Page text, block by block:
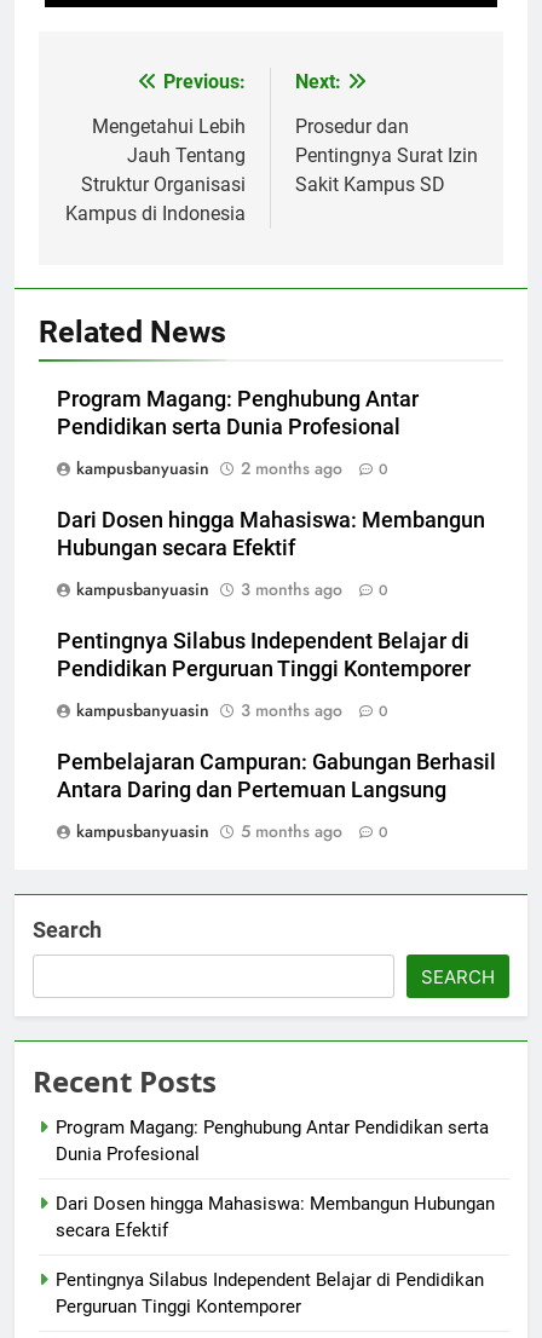
navigation
Previous:
Mengetahui Lebih
Jauh Tentang
Struktur Organisasi
Kampus di Indonesia
Next:
Prosedur dan
Pentingnya Surat Izin
Sakit Kampus SD
Related News
Program Magang: Penghubung Antar
Pendidikan serta Dunia Profesional
kampusbanyuasin
2 months ago 0
Dari Dosen hingga Mahasiswa: Membangun
Hubungan secara Efektif
kampusbanyuasin
3 months ago 0
Pentingnya Silabus Independent Belajar di
Pendidikan Perguruan Tinggi Kontemporer
kampusbanyuasin
3 months ago 0
Pembelajaran Campuran: Gabungan Berhasil
Antara Daring dan Pertemuan Langsung
kampusbanyuasin
5 months ago 0
Search
SEARCH
Recent Posts
Program Magang: Penghubung Antar Pendidikan serta
Dunia Profesional
Dari Dosen hingga Mahasiswa: Membangun Hubungan
secara Efektif
Pentingnya Silabus Independent Belajar di Pendidikan
Perguruan Tinggi Kontemporer